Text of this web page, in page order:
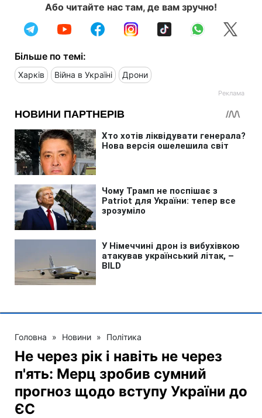
Або читайте нас там, де вам зручно!
Більше по темі:
Харків Війна в Україні Дрони
Головна » Новини » Політика
Не через рік і навіть не через
п'ять: Мерц зробив сумний
прогноз щодо вступу України до
ЄС